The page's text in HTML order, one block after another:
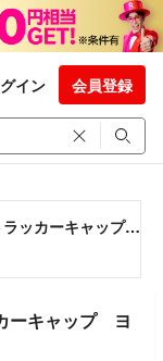
イン 会員登録
Y-3 TRUCKER CAP CD4748 トラッカーキャップ ヨウジヤマモト
ーキャップ ヨ